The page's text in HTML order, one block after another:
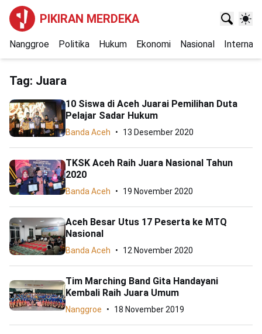
PIKIRAN MERDEKA
Nanggroe Politika Hukum Ekonomi Nasional
Tag: Juara
10 Siswa di Aceh Juarai Pemilihan Duta
Pelajar Sadar Hukum
Banda Aceh 13 Desember 2020
TKSK Aceh Raih Juara Nasional Tahun
2020
Banda Aceh 19 November 2020
Aceh Besar Utus 17 Peserta ke MTQ
Nasional
Banda Aceh 12 November 2020
Tim Marching Band Gita Handayani
Kembali Raih Juara Umum
Nanggroe 18 November 2019